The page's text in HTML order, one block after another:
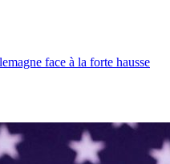
face à la forte hausse